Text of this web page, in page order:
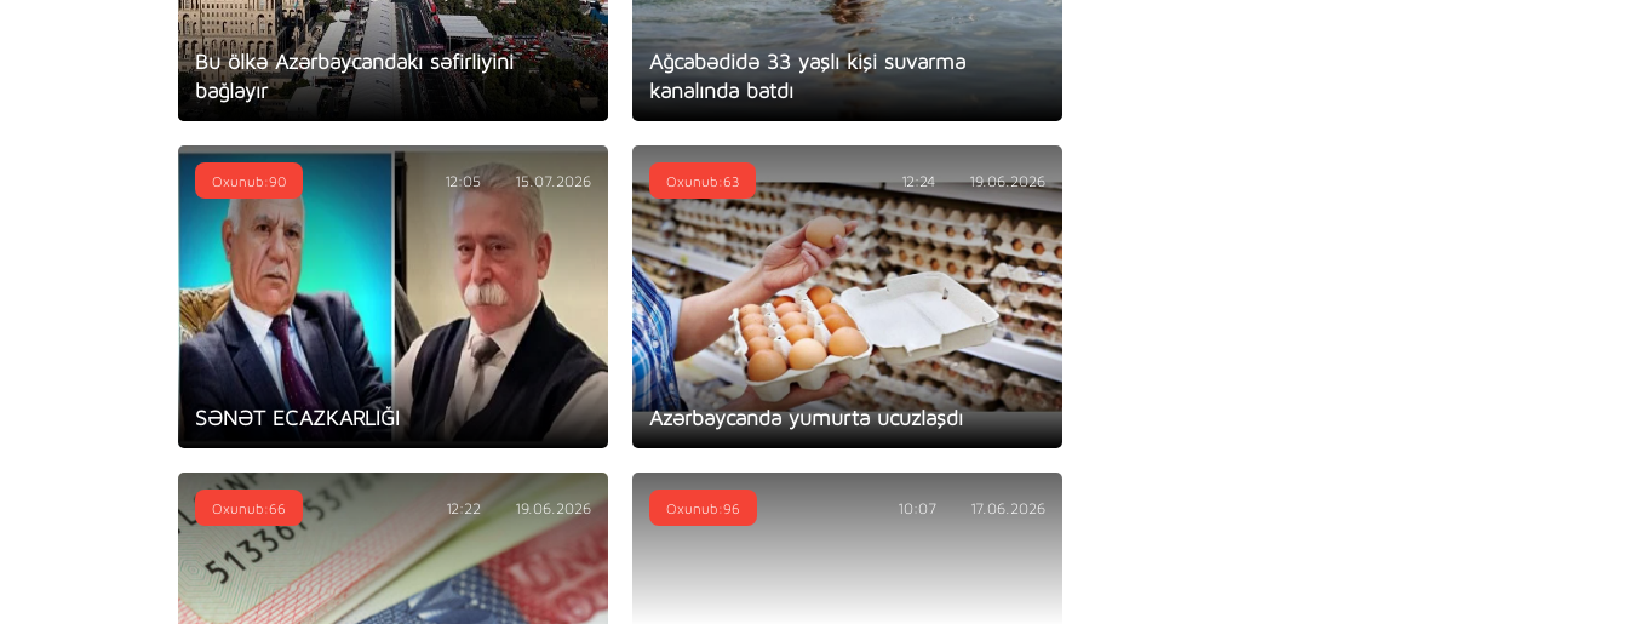
Bu ölkə Azərbaycandakı səfirliyini
bağlayır
Ağcabədidə 33 yaşlı kişi suvarma
kanalında batdı
SƏNƏT ECAZKARLIĞI
Oxunub:90 12:05 15.07.2026
Azərbaycanda yumurta ucuzlaşdı
Oxunub:63 12:24 19.06.2026
Oxunub:66 12:22 19.06.2026 Oxunub:96 10:07 17.06.2026